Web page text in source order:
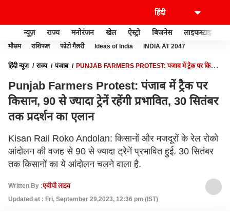
न्यूज़ राज्य मनोरंजन खेल ऐस्ट्रो बिजनेस लाइफस्टाइल
मौसम राशिफल फोटो गैलरी Ideas of India INDIA AT 2047
हिंदी न्यूज़ राज्य पंजाब
PUNJAB FARMERS PROTEST: पंजाब में ट्रैक पर किसान,
Punjab Farmers Protest: पंजाब में ट्रैक पर
किसान, 90 से ज्यादा ट्रेनें रहेंगी प्रभावित, 30 सितंबर
तक प्रदर्शन का एलान
Kisan Rail Roko Andolan: किसानों और मजदूरों के रेल रोको
आंदोलन की वजह से 90 से ज्यादा ट्रेनें प्रभावित हुई. 30 सितंबर
तक किसानों का ये आंदोलन चलने वाला है.
Written By :एबीपी लाइव
Updated at : Fri, September 29,2023, 12:36 pm (IST)